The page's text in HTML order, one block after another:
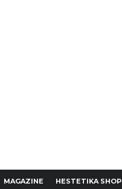
MAGAZINE HESTETIKA SHOP